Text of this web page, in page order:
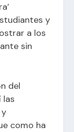
y
a los
sin
del
las
como ha